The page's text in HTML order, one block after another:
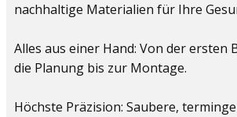
nachhaltige Materialien für Ihre
Alles aus einer Hand: Von der ersten
die Planung bis zur Montage.
Höchste Präzision: Saubere,